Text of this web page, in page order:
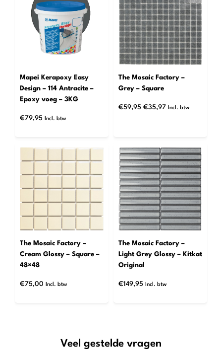
Mapei Kerapoxy Easy
Design – 114 Antracite –
Epoxy voeg – 3KG
€79,95 Incl. btw
DE
The Mosaic Factory –
Grey – Square
€59,95 Oorspronkelijke
€35,97Huidige
Incl. btw
The Mosaic Factory –
Cream Glossy – Square –
48×48
€75,00 Incl. btw
The Mosaic Factory –
Light Grey Glossy – Kitkat
Original
€149,95 Incl. btw
Veel gestelde vragen